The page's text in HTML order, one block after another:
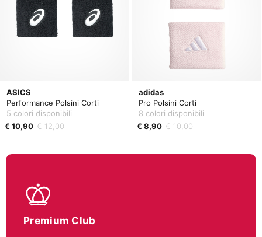
ASICS
Performance Polsini Corti
5 colori disponibili
€ 10,90 € 12,00
adidas
Pro Polsini Corti
8 colori disponibili
€ 8,90 € 10,00
Premium Club